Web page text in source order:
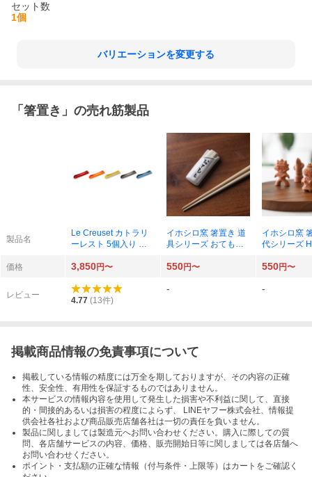
セット数
1個
バリエーションを変更する
「 箸置き 」の売れ筋製品
製品名
Le Creuset カトラリ
ーレスト 5個入り レ
イホシロ窯 箸置き 道
具シリーズ おてもと×
イホシロ窯
代シリーズ
価格
3,850円〜 550円〜 550円〜
レビュー
4.77 (13件)
- -
掲載商品情報の免責事項について
掲載している情報の精度には万全を期しておりますが、その内容の正確
性、安全性、有用性を保証するものではありません。
本サービスの情報内容を使用して発生した損害や不利益に関して、直接
的・間接的あるいは損害の程度によらず、 LINEヤフー株式会社、情報提
供会社各社および商品販売店舗各社は一切の責任を負いません。
製品に関しましては製造元へお問い合わせください。購入に際しての質
問、各店舗サービスの内容、価格、販売開始日等に関しましては各店舗へ
お問い合わせください。
ポイント・支払額の正確な情報（付与条件・上限等）はカートをご確認く